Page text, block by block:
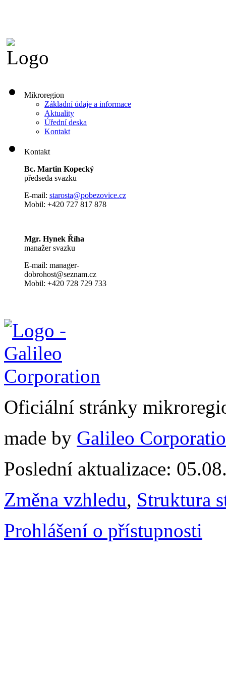
Mikroregion
Základní údaje a informace
Aktuality
Úřední deska
Kontakt
Kontakt
Bc. Martin Kopecký
předseda svazku
E-mail: starosta@pobezovice.cz
Mobil: +420 727 817 878
Mgr. Hynek Říha
manažer svazku
E-mail: manager-
dobrohost@seznam.cz
Mobil: +420 728 729 733
Oficiální stránky
made by Galileo
Poslední aktualizace:
Změna vzhledu, Struktura
Prohlášení o přístupnosti